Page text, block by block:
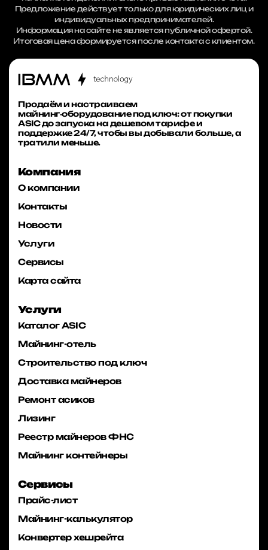
Предложение действует только для юридических лиц и
индивидуальных предпринимателей.
Информация на сайте не является публичной офертой.
Итоговая цена формируется после контакта с клиентом.
Продаём и настраиваем
майнинг‑оборудование под ключ: от покупки
ASIC до запуска на дешевом тарифе и
поддержке 24/7, чтобы вы добывали больше, а
тратили меньше.
Компания
О компании
Контакты
Новости
Услуги
Сервисы
Карта сайта
Услуги
Каталог ASIC
Майнинг-отель
Строительство под ключ
Доставка майнеров
Ремонт асиков
Лизинг
Реестр майнеров ФНС
Майнинг контейнеры
Сервисы
Прайс-лист
Майнинг-калькулятор
Конвертер хешрейта